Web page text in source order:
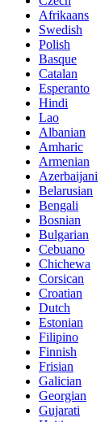
Afrikaans
Swedish
Polish
Basque
Catalan
Esperanto
Hindi
Lao
Albanian
Amharic
Armenian
Azerbaijani
Belarusian
Bengali
Bosnian
Bulgarian
Cebuano
Chichewa
Corsican
Croatian
Dutch
Estonian
Filipino
Finnish
Frisian
Galician
Georgian
Gujarati